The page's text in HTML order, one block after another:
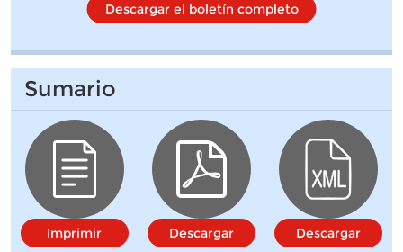
Descargar el boletín completo
Sumario
Imprimir Descargar Descargar